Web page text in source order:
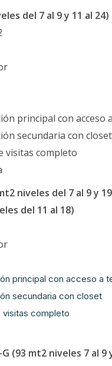
del 7 al 9 y 11 al 24)
principal con acceso
secundaria con closet
visitas completo
niveles del 7 al 9 y
del 11 al 18)
principal con acceso a
secundaria con closet
visitas completo
G (93 mt2 niveles 7 al 9